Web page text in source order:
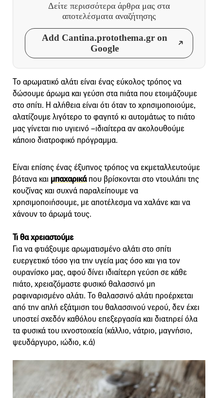
Δείτε περισσότερα άρθρα μας στα
αποτελέσματα αναζήτησης
Add Cantina.protothema.gr on
Google
Το αρωματικό αλάτι είναι ένας εύκολος τρόπος να
δώσουμε άρωμα και γεύση στα πιάτα που ετοιμάζουμε
στο σπίτι. Η αλήθεια είναι ότι όταν το χρησιμοποιούμε,
αλατίζουμε λιγότερο το φαγητό κι αυτομάτως το πιάτο
μας γίνεται πιο υγιεινό –ιδιαίτερα αν ακολουθούμε
κάποιο διατροφικό πρόγραμμα.
Είναι επίσης ένας έξυπνος τρόπος να εκμεταλλευτούμε
βότανα και μπαχαρικάπου βρίσκονται στο ντουλάπι της
κουζίνας και συχνά παραλείπουμε να
χρησιμοποιήσουμε, με αποτέλεσμα να χαλάνε και να
χάνουν το άρωμά τους.
Τι θα χρειαστούμε
Για να φτιάξουμε αρωματισμένο αλάτι στο σπίτι
ευεργετικό τόσο για την υγεία μας όσο και για τον
ουρανίσκο μας, αφού δίνει ιδιαίτερη γεύση σε κάθε
πιάτο, χρειαζόμαστε φυσικό θαλασσινό μη
ραφιναρισμένο αλάτι. Το θαλασσινό αλάτι προέρχεται
από την απλή εξάτμιση του θαλασσινού νερού, δεν έχει
υποστεί σχεδόν καθόλου επεξεργασία και διατηρεί όλα
τα φυσικά του ιχνοστοιχεία (κάλλιο, νάτριο, μαγνήσιο,
ψευδάργυρο, ιώδιο, κ.ά)